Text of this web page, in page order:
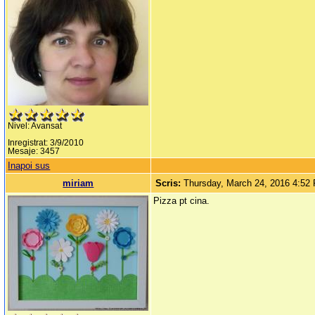
Nivel: Avansat
Inregistrat: 3/9/2010
Mesaje: 3457
Inapoi sus
miriam
Scris:Thursday, March 24, 2016 4:52
Pizza pt cina.